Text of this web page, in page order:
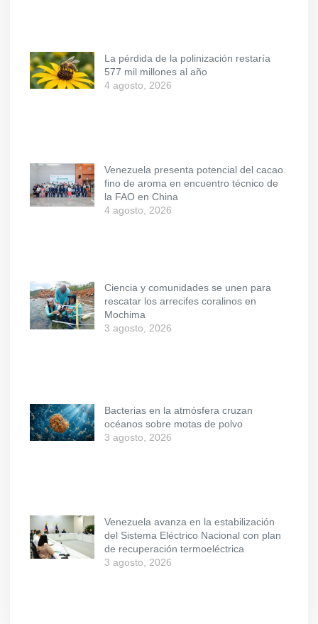
La pérdida de la polinización restaría
577 mil millones al año
4 agosto, 2026
Venezuela presenta potencial del cacao
fino de aroma en encuentro técnico de
la FAO en China
4 agosto, 2026
Ciencia y comunidades se unen para
rescatar los arrecifes coralinos en
Mochima
3 agosto, 2026
Bacterias en la atmósfera cruzan
océanos sobre motas de polvo
3 agosto, 2026
Venezuela avanza en la estabilización
del Sistema Eléctrico Nacional con plan
de recuperación termoeléctrica
3 agosto, 2026